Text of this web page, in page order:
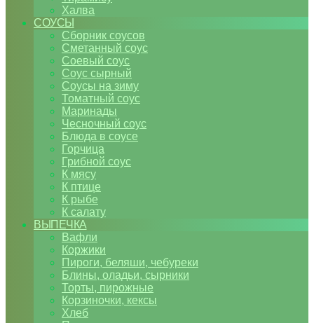
Халва
СОУСЫ
Сборник соусов
Сметанный соус
Соевый соус
Соус сырный
Соусы на зиму
Томатный соус
Маринады
Чесночный соус
Блюда в соусе
Горчица
Грибной соус
К мясу
К птице
К рыбе
К салату
ВЫПЕЧКА
Вафли
Коржики
Пироги, беляши, чебуреки
Блины, оладьи, сырники
Торты, пирожные
Корзиночки, кексы
Хлеб